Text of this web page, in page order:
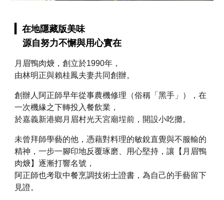
▎在地隱藏版美味
源自努力不懈與用心實在
月眉鴨肉焿，創立於1990年，
由林明正與賴桂鳳夫妻共同創辦。
創辦人阿正師早年從事農機修理（俗稱「黑手」），在
一次機緣之下轉投入餐飲業，
於嘉義新港鄉月眉村光天宮廟埕前，開設小吃攤。
未曾拜師學藝的他，憑藉對料理的敏銳直覺與不服輸的
精神，一步一腳印地反覆琢磨、用心堅持，讓【月眉鴨
肉焿】逐漸打響名號，
阿正師也考取中餐烹調技術士證書，為自己的手藝留下
見證。